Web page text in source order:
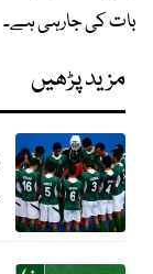
بات کی جارہی ہے۔
مزید پڑھیں